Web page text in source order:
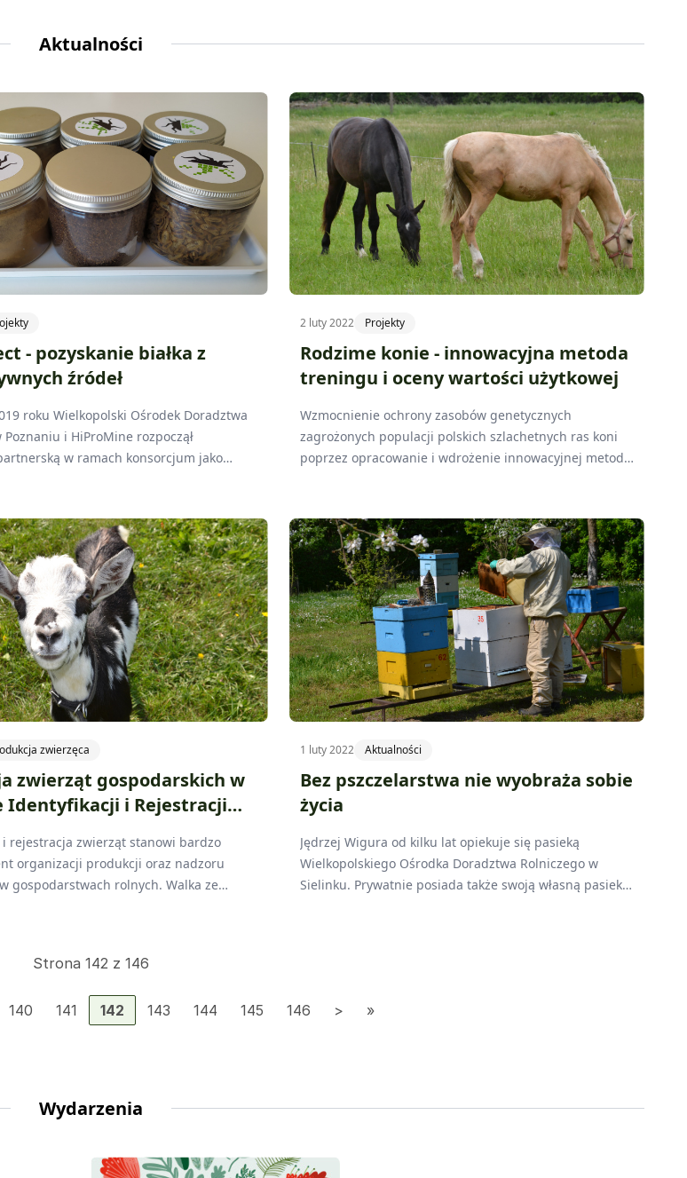
Aktualności
- pozyskanie białka z
źródeł
roku Wielkopolski Ośrodek Doradztwa
Poznaniu i HiProMine rozpoczął
w ramach konsorcjum jako
źródeł.
2 luty 2022 Projekty
Rodzime konie - innowacyjna metoda
treningu i oceny wartości użytkowej
Wzmocnienie ochrony zasobów genetycznych
zagrożonych populacji polskich szlachetnych ras koni
poprzez opracowanie i wdrożenie innowacyjnej metody
treningowym - to główny cel grupy operacyjnej, która
powstała w ramach działania „Współpraca", w skład
której wchodzi także Wielkopolski Ośrodek Doradztwa
Rolniczego w Poznaniu.
zwierzęca
zwierząt gospodarskich w
Identyfikacji i Rejestracji
rejestracja zwierząt stanowi bardzo
organizacji produkcji oraz nadzoru
gospodarstwach rolnych. Walka ze
oznakowaniu. Wpis do
miejsc pobytu zwierzęcia, co w sytuacji
1 luty 2022 Aktualności
Bez pszczelarstwa nie wyobraża sobie
życia
Jędrzej Wigura od kilku lat opiekuje się pasieką
Wielkopolskiego Ośrodka Doradztwa Rolniczego w
Sielinku. Prywatnie posiada także swoją własną pasiekę,
Strona 142 z 146
140 141 142 143 144 145 146
Wydarzenia